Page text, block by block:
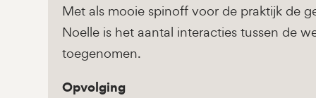
Met als mooie spinoff voor de praktijk de
Noelle is het aantal interacties tussen de
toegenomen.
Opvolging